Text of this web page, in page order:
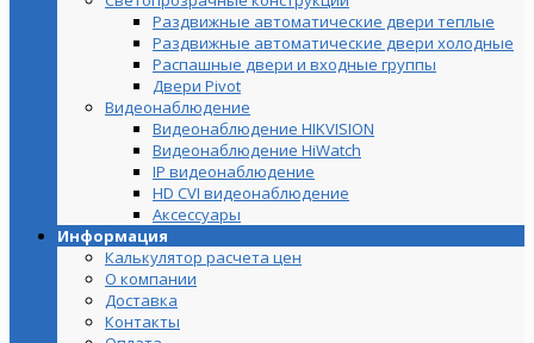
Раздвижные автоматические двери теплые
Раздвижные автоматические двери холодные
Распашные двери и входные группы
Двери Pivot
Видеонаблюдение
Видеонаблюдение HIKVISION
Видеонаблюдение HiWatch
IP видеонаблюдение
HD CVI видеонаблюдение
Аксессуары
Информация
Калькулятор расчета цен
О компании
Доставка
Контакты